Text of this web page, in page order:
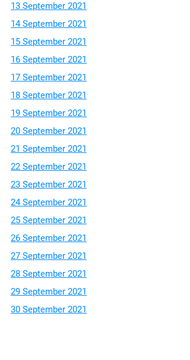
13 September 2021
14 September 2021
15 September 2021
16 September 2021
17 September 2021
18 September 2021
19 September 2021
20 September 2021
21 September 2021
22 September 2021
23 September 2021
24 September 2021
25 September 2021
26 September 2021
27 September 2021
28 September 2021
29 September 2021
30 September 2021